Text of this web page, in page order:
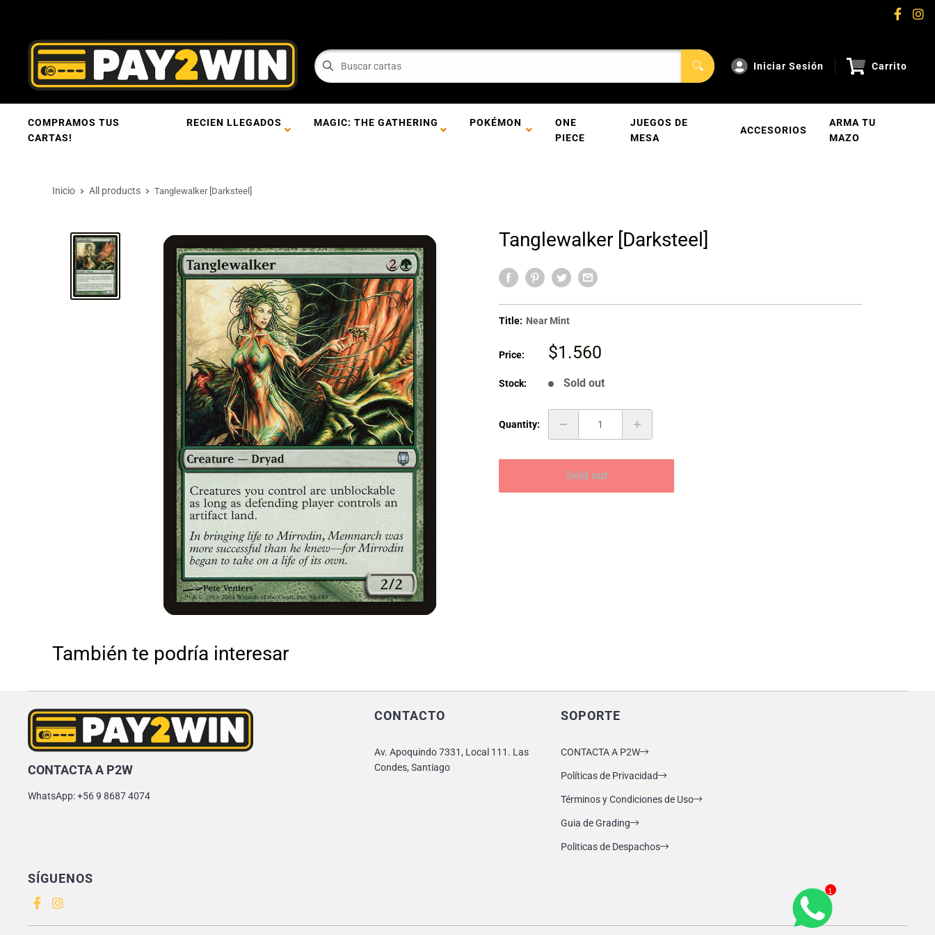
Iniciar Sesión Carrito
COMPRAMOS TUS
CARTAS!
RECIEN LLEGADOS MAGIC: THE GATHERING POKÉMON
ONE
PIECE
JUEGOS DE
MESA
ACCESORIOS
ARMA TU
MAZO
Inicio All products Tanglewalker [Darksteel]
Tanglewalker [Darksteel]
Title: Near Mint
Price:
Sale
$1.560
Stock: Sold out
Quantity:
Sold out
También te podría interesar
CONTACTA A P2W
WhatsApp: +56 9 8687 4074
CONTACTO
Av. Apoquindo 7331, Local 111. Las
Condes, Santiago
SOPORTE
CONTACTA A P2W
Políticas de Privacidad
Términos y Condiciones de Uso
Guia de Grading
Politicas de Despachos
SÍGUENOS
1